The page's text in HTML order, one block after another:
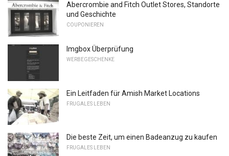
Abercrombie and Fitch Outlet Stores, Standorte
und Geschichte
COUPONIEREN
Imgbox Überprüfung
WERBEGESCHENKE
Ein Leitfaden für Amish Market Locations
FRUGALES LEBEN
Die beste Zeit, um einen Badeanzug zu kaufen
FRUGALES LEBEN